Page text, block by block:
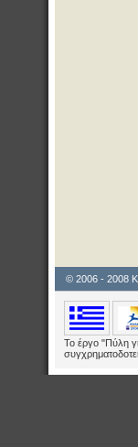
© 2006 - 2008
Το έργο "Πύλη